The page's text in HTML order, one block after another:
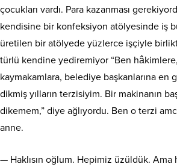
çocukları vardı. Para kazanması
kendisine bir konfeksiyon atölyesinde iş
üretilen bir atölyede yüzlerce işçiyle
türlü kendine yediremiyor “Ben hâkimlere,
kaymakamlara, belediye başkanlarına en
dikmiş yılların terzisiyim. Bir makinanın
dikemem,” diye ağlıyordu. Ben o terzi
anne.
— Haklısın oğlum. Hepimiz üzüldük. Ama